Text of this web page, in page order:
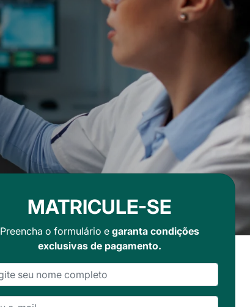
MATRICULE-SE
Preencha o formulário e garanta condições
exclusivas de pagamento.